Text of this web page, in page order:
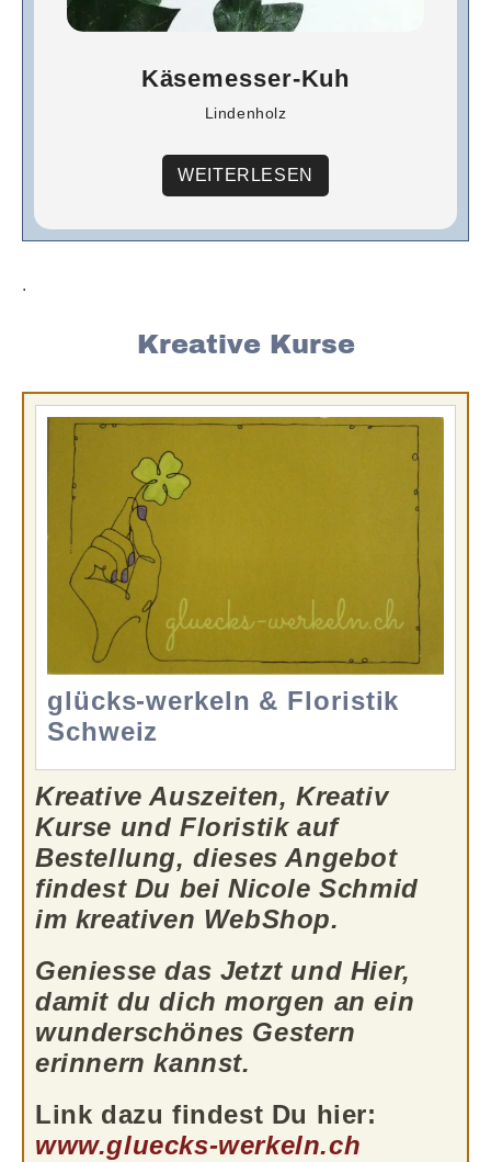
Käsemesser-Kuh
Lindenholz
WEITERLESEN
.
Kreative Kurse
glücks-werkeln & Floristik
Schweiz
Kreative Auszeiten, Kreativ
Kurse und Floristik auf
Bestellung, dieses Angebot
findest Du bei Nicole Schmid
im kreativen WebShop.
Geniesse das Jetzt und Hier,
damit du dich morgen an ein
wunderschönes Gestern
erinnern kannst.
Link dazu findest Du hier:
www.gluecks-werkeln.ch